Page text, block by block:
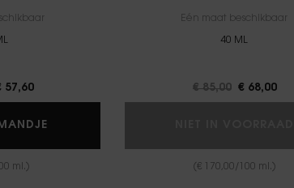
prijs
57,60
ml.)
Eén maat beschikbaar
40 ML
Oude prijs
€ 85,00 Nieuwe
€ 68,00
(€ 170,00/100 ml.)